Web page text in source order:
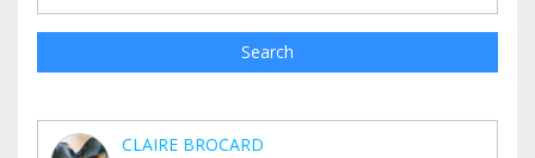
Search
CLAIRE BROCARD